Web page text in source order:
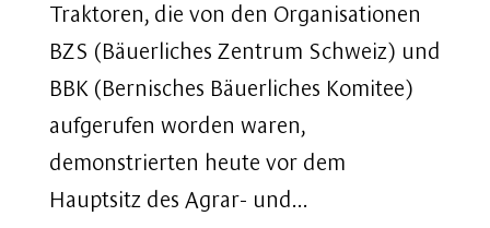
Traktoren, die von den Organisationen
BZS (Bäuerliches Zentrum Schweiz) und
BBK (Bernisches Bäuerliches Komitee)
aufgerufen worden waren,
demonstrierten heute vor dem
Hauptsitz des Agrar- und...